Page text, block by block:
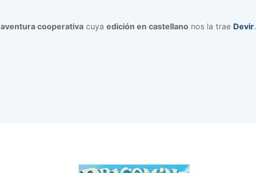
aventura cooperativa cuya edición en castellano nos la trae Devir.